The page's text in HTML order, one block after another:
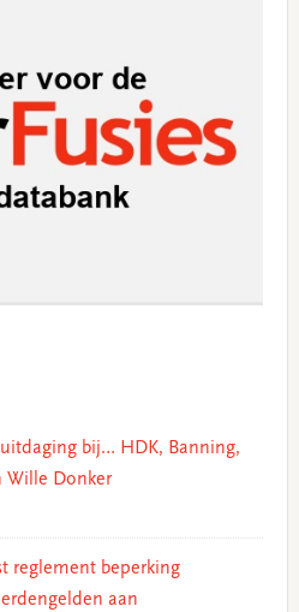
bij… HDK, Banning,
Wille Donker
reglement beperking
aan